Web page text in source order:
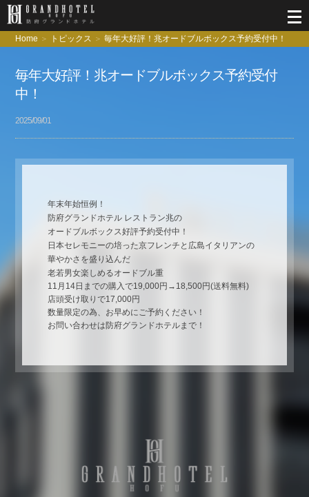
Home トピックス 毎年大好評！兆オードブルボックス予約受付中！
毎年大好評！兆オードブルボックス予約受付
中！
2025/09/01
年末年始恒例！
防府グランドホテル レストラン兆の
オードブルボックス好評予約受付中！
日本セレモニーの培った京フレンチと広島イタリアンの
華やかさを盛り込んだ
老若男女楽しめるオードブル重
11月14日までの購入で19,000円→18,500円(送料無料)
店頭受け取りで17,000円
数量限定の為、お早めにご予約ください！
お問い合わせは防府グランドホテルまで！